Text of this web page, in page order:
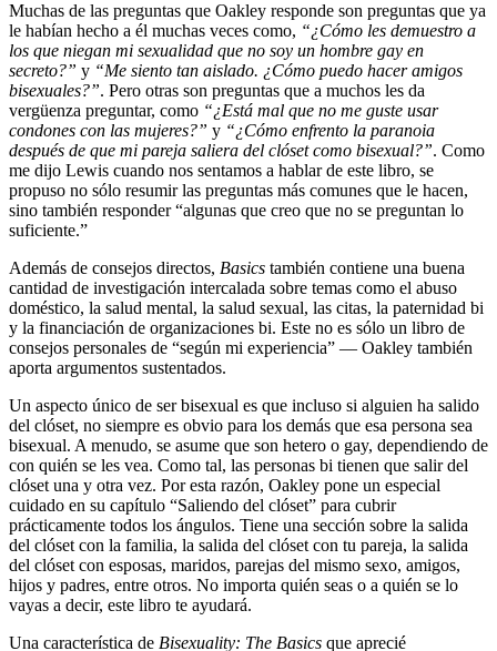
Muchas de las preguntas que Oakley responde son preguntas que ya
le habían hecho a él muchas veces como, “¿Cómo les demuestro a
los que niegan mi sexualidad que no soy un hombre gay en
secreto?” y “Me siento tan aislado. ¿Cómo puedo hacer amigos
bisexuales?”. Pero otras son preguntas que a muchos les da
vergüenza preguntar, como “¿Está mal que no me guste usar
condones con las mujeres?” y “¿Cómo enfrento la paranoia
después de que mi pareja saliera del clóset como bisexual?”. Como
me dijo Lewis cuando nos sentamos a hablar de este libro, se
propuso no sólo resumir las preguntas más comunes que le hacen,
sino también responder “algunas que creo que no se preguntan lo
suficiente.”
Además de consejos directos, Basics también contiene una buena
cantidad de investigación intercalada sobre temas como el abuso
doméstico, la salud mental, la salud sexual, las citas, la paternidad bi
y la financiación de organizaciones bi. Este no es sólo un libro de
consejos personales de “según mi experiencia” — Oakley también
aporta argumentos sustentados.
Un aspecto único de ser bisexual es que incluso si alguien ha salido
del clóset, no siempre es obvio para los demás que esa persona sea
bisexual. A menudo, se asume que son hetero o gay, dependiendo de
con quién se les vea. Como tal, las personas bi tienen que salir del
clóset una y otra vez. Por esta razón, Oakley pone un especial
cuidado en su capítulo “Saliendo del clóset” para cubrir
prácticamente todos los ángulos. Tiene una sección sobre la salida
del clóset con la familia, la salida del clóset con tu pareja, la salida
del clóset con esposas, maridos, parejas del mismo sexo, amigos,
hijos y padres, entre otros. No importa quién seas o a quién se lo
vayas a decir, este libro te ayudará.
Una característica de Bisexuality: The Basics que aprecié